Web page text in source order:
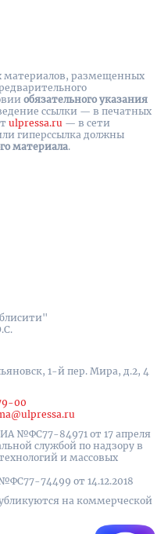
1-й пер. Мира, д.2, 4
00
№ФС77-84971 от 17 апреля
службой по надзору в
и массовых
74499 от 14.12.2018
на коммерческой
размещенных
обязательного указания
ссылки — в печатных
ulpressa.ru — в сети
гиперссылка должны
материала.